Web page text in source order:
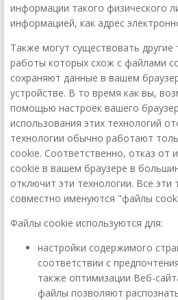
информации такого физического
информацией, как адрес
Также могут существовать другие
работы которых схож с файлами
сохраняют данные в вашем
устройстве. В то время как вы,
помощью настроек вашего
использования этих технологий
технологии обычно работают
cookie. Соответственно, отказ от
cookie в вашем браузере в
отключит эти технологии. Все эти
совместно именуются "файлы
Файлы cookie используются для:
настройки содержимого
соответствии с
также оптимизации Веб-
файлы позволяют